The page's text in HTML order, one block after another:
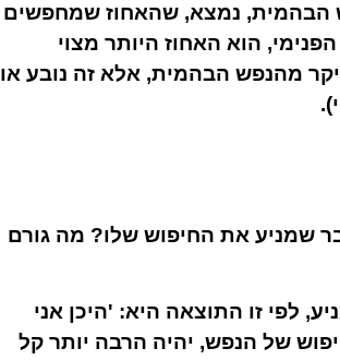
הבהמית, נמצא, שהאחוז שמחפשים
הוא האחוז היותר מצוי
מהנפש הבהמית, אלא זה נובע או
שמניע את החיפוש שלו? מה גורם
לפי זו התוצאה היא: 'היכן אני
של הנפש, יהיה הרבה יותר קל